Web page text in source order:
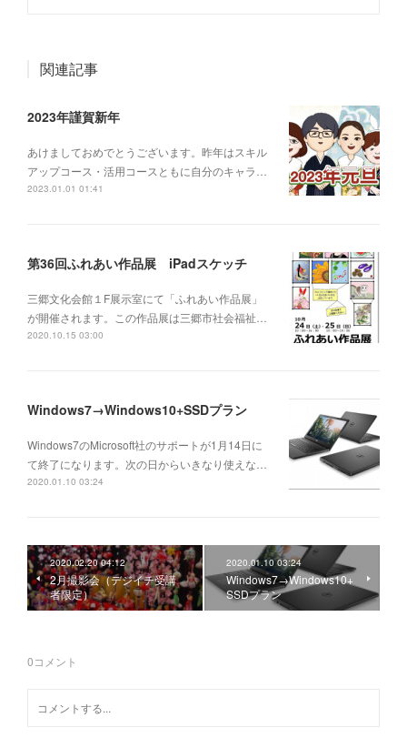
関連記事
2023年謹賀新年
あけましておめでとうございます。昨年はスキル
アップコース・活用コースともに自分のキャラ…
2023.01.01 01:41
第36回ふれあい作品展 iPadスケッチ
三郷文化会館１F展示室にて「ふれあい作品展」
が開催されます。この作品展は三郷市社会福祉…
2020.10.15 03:00
Windows7→Windows10+SSDプラン
Windows7のMicrosoft社のサポートが1月14日に
て終了になります。次の日からいきなり使えな…
2020.01.10 03:24
2020.02.20 04:12
2月撮影会（デジイチ受講
者限定）
2020.01.10 03:24
Windows7→Windows10+
SSDプラン
0コメント